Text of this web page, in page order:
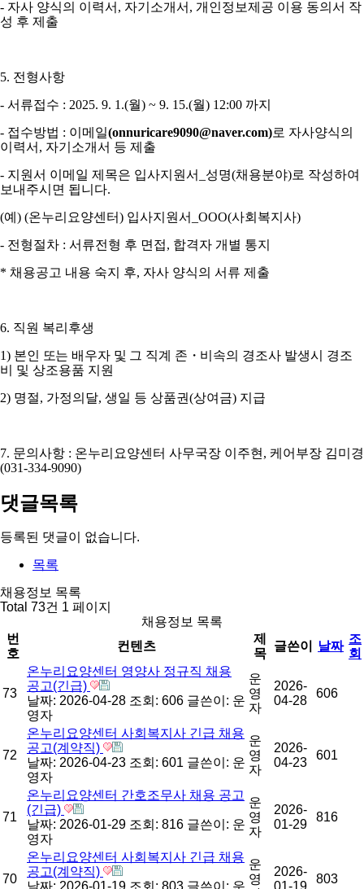
- 자사 양식의 이력서 , 자기소개서 , 개인정보제공 이용 동의서 작
성 후 제출
5. 전형사항
- 서류접수 : 2025. 9. 1.(월) ~ 9. 15.(월) 12:00 까지
- 접수방법 : 이메일(onnuricare9090@naver.com)로 자사양식의
이력서 , 자기소개서 등 제출
- 지원서 이메일 제목은 입사지원서 성명(채용분야)로 작성하여
보내주시면 됩니다.
(예 ) (온누리요양센터) 입사지원서 _OOO(사회복지사)
- 전형절차 : 서류전형 후 면접, 합격자 개별 통지
* 채용공고 내용 숙지 후, 자사 양식의 서류 제출
6. 직원 복리후생
1) 본인 또는 배우자 및 그 직계 존 ・ 비속의 경조사 발생시 경조
비 및 상조용품 지원
2) 명절, 가정의달, 생일 등 상품권(상여금) 지급
7. 문의사항 : 온누리요양센터 사무국장 이주현 , 케어부장 김미경
(031-334-9090)
댓글목록
등록된 댓글이 없습니다.
목록
채용정보 목록
Total 73건 1 페이지
채용정보 목록
번
호
컨텐츠
제
목
글쓴이 날짜
조
회
73
온누리요양센터 영양사 정규직 채용
공고(긴급)
날짜: 2026-04-28 조회: 606 글쓴이: 운
영자
운
영
자
2026-
04-28
606
72
온누리요양센터 사회복지사 긴급 채용
공고(계약직)
날짜: 2026-04-23 조회: 601 글쓴이: 운
영자
운
영
자
2026-
04-23
601
71
온누리요양센터 간호조무사 채용 공고
(긴급)
날짜: 2026-01-29 조회: 816 글쓴이: 운
영자
운
영
자
2026-
01-29
816
70
온누리요양센터 사회복지사 긴급 채용
공고(계약직)
날짜: 2026-01-19 조회: 803 글쓴이: 운
운
영
2026-
01-19
803